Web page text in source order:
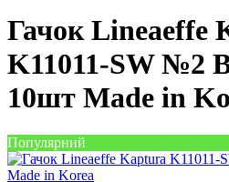
Гачок Lineaeffe
K11011-SW №2
10шт Made in
Популярний